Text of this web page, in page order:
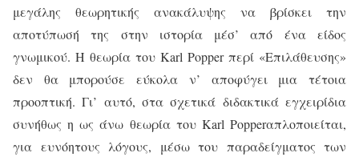
μεγάλης θεωρητικής ανακάλυψης να βρίσκει την
αποτύπωσή της στην ιστορία μέσ’ από ένα είδος
γνωμικού. Η θεωρία του Karl Popperπερί «Επιλάθευσης»
δεν θα μπορούσε εύκολα ν’ αποφύγει μια τέτοια
προοπτική. Γι’ αυτό, στα σχετικά διδακτικά εγχειρίδια
συνήθως η ως άνω θεωρία του Karl Popperαπλοποιείται,
για ευνόητους λόγους, μέσω του παραδείγματος των